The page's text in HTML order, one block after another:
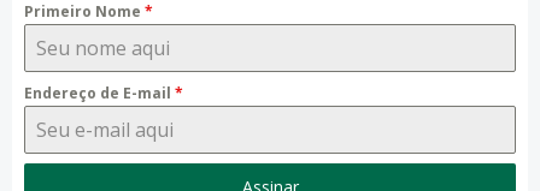
Primeiro Nome *
Endereço de E-mail *